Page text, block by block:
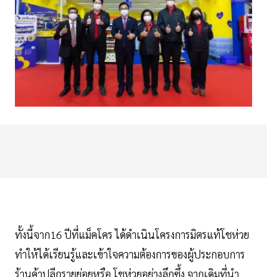
ทั้งนี้จาก16 ปีที่แม็คโคร ได้ดำเนินโครงการมิตรแท้โชห่วย
ทำให้ได้เรียนรู้และเข้าใจความต้องการของผู้ประกอบการ
ร้านค้าปลีกรายย่อยหรือ โชห่วยอย่างลึกซึ้ง จากเดิมที่นำ